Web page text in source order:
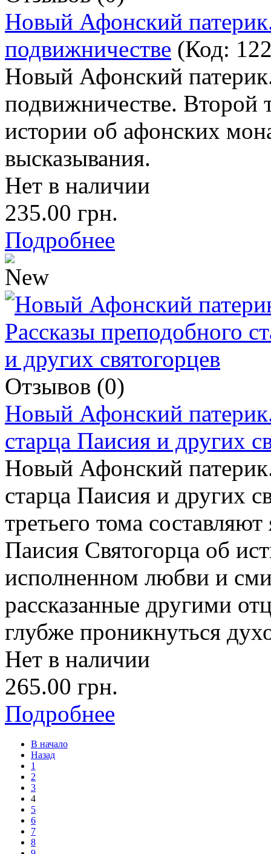
Новый Афонский
подвижничестве (Код:
Новый Афонский
подвижничестве. Второй
истории об афонских
высказывания.
Нет в наличии
235.00 грн.
Подробнее
Отзывов (0)
Новый Афонский
старца Паисия и других
Новый Афонский
старца Паисия и других
третьего тома
Паисия Святогорца об
исполненном любви и
рассказанные другими
глубже проникнуться
Нет в наличии
265.00 грн.
Подробнее
В начало
Назад
1
2
3
4
5
6
7
8